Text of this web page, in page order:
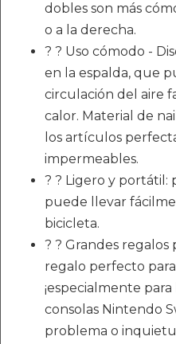
dobles son más
o a la derecha.
? ? Uso cómodo -
en la espalda, que
circulación del aire
calor. Material de
los artículos
impermeables.
? ? Ligero y portátil:
puede llevar
bicicleta.
? ? Grandes regalos
regalo perfecto
¡especialmente
consolas Nintendo
problema o